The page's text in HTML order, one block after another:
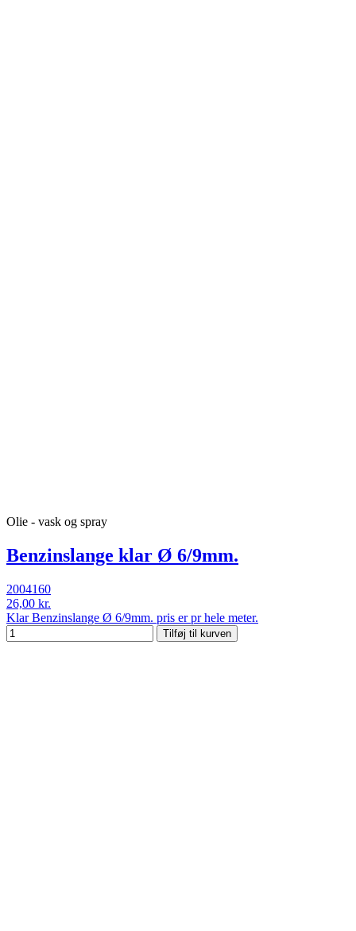
Olie - vask og spray
Benzinslange klar Ø 6/9mm.
2004160
26,00 kr.
Klar Benzinslange Ø 6/9mm. pris er pr hele meter.
Tilføj til kurven